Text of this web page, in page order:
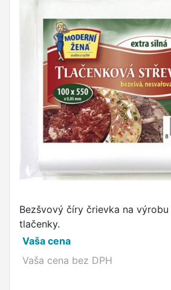
Bezšvový číry črievka na výrobu
tlačenky.
Vaša cena
Vaša cena bez DPH